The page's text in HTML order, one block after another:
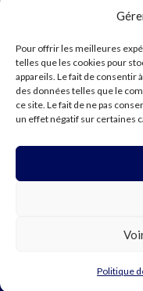
Pour offrir les meilleures
telles que les cookies pour
appareils. Le fait de consentir
des données telles que le
ce site. Le fait de ne pas
un effet négatif sur certaines
Politique
S'abonner à
notre
newsletter